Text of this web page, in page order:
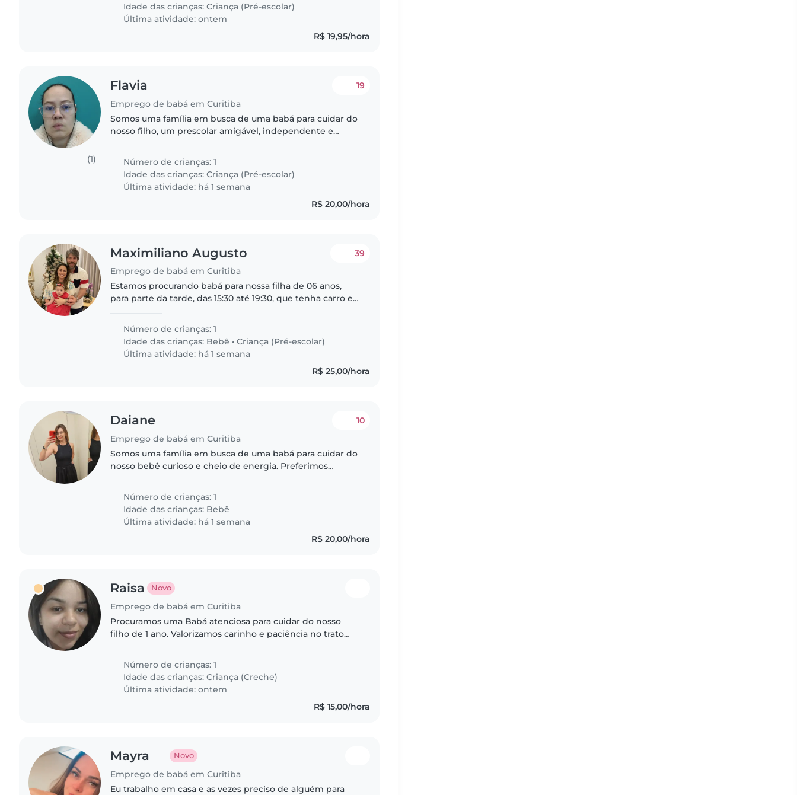
Idade das crianças:Criança (Pré-escolar)
Última atividade: ontem
R$ 19,95/hora
(1)
Flavia
Emprego de babá em Curitiba
19
Somos uma família em busca de uma babá para cuidar do
nosso filho, um prescolar amigável, independente e
Número de crianças: 1
Idade das crianças:Criança (Pré-escolar)
Última atividade: há 1 semana
R$ 20,00/hora
Maximiliano Augusto
Emprego de babá em Curitiba
39
Estamos procurando babá para nossa filha de 06 anos,
para parte da tarde, das 15:30 até 19:30, que tenha carro e
Número de crianças: 1
Idade das crianças: Bebê •Criança (Pré-escolar)
Última atividade: há 1 semana
R$ 25,00/hora
Daiane
Emprego de babá em Curitiba
10
Somos uma família em busca de uma babá para cuidar do
nosso bebê curioso e cheio de energia. Preferimos
filho é muito engraçado e..
Número de crianças: 1
Idade das crianças: Bebê
Última atividade: há 1 semana
R$ 20,00/hora
Raisa Novo
Emprego de babá em Curitiba
Procuramos uma Babá atenciosa para cuidar do nosso
filho de 1 ano. Valorizamos carinho e paciência no trato
chegada da mãe..
Número de crianças: 1
Idade das crianças:Criança (Creche)
Última atividade: ontem
R$ 15,00/hora
Mayra Novo
Emprego de babá em Curitiba
Eu trabalho em casa e as vezes preciso de alguém para